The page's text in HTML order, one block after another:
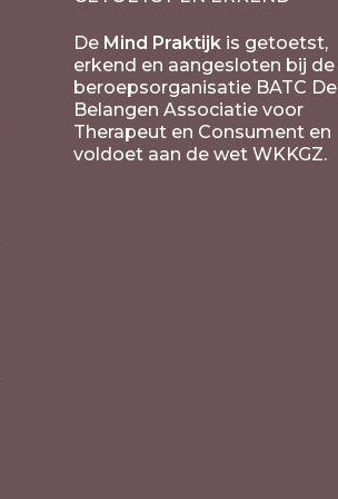
De Mind Praktijk is getoetst,
erkend en aangesloten bij de
beroepsorganisatie BATC De
Belangen Associatie voor
Therapeut en Consument en
voldoet aan de wet WKKGZ.